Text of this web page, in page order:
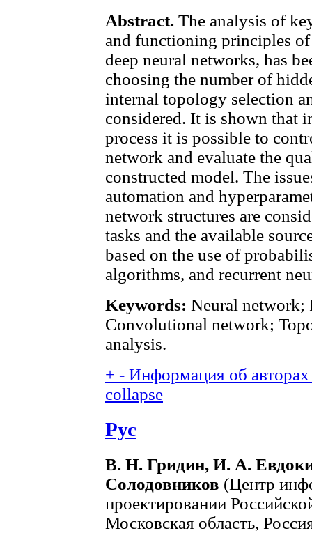
Abstract. The analysis of
and functioning principles
deep neural networks, has
choosing the number of
internal topology selection
considered. It is shown that
process it is possible to
network and evaluate the
constructed model. The
automation and
network structures are
tasks and the available
based on the use of
algorithms, and recurrent
Keywords: Neural network;
Convolutional network;
analysis.
+ - Информация об
collapse
Рус
В. Н. Гридин, И. А.
Солодовников (Центр
проектировании
Московская область,